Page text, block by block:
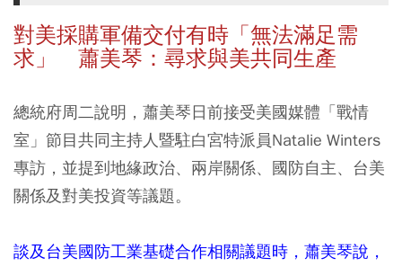
對美採購軍備交付有時「無法滿足需
求」 蕭美琴：尋求與美共同生產
總統府周二說明，蕭美琴日前接受美國媒體「戰情
室」節目共同主持人暨駐白宮特派員Natalie Winters
專訪，並提到地緣政治、兩岸關係、國防自主、台美
關係及對美投資等議題。
談及台美國防工業基礎合作相關議題時，蕭美琴說，